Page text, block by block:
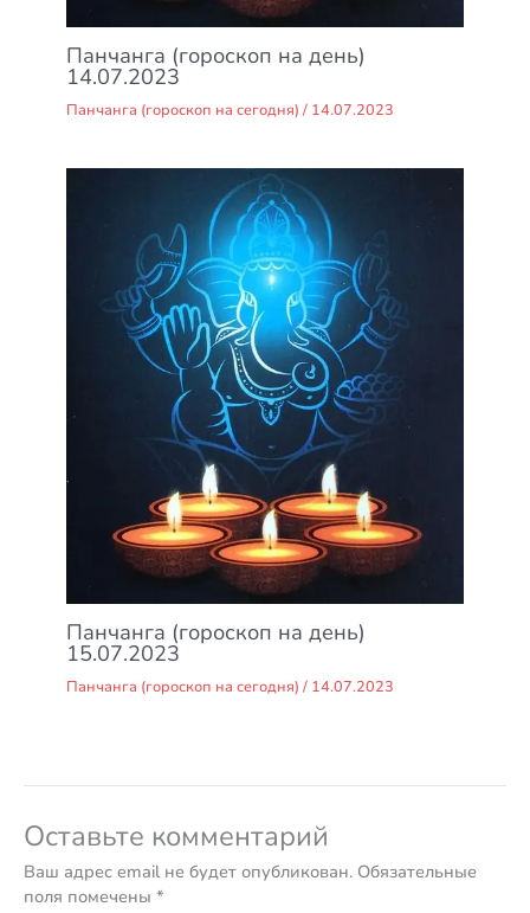
Панчанга (гороскоп на день)
14.07.2023
Панчанга (гороскоп на сегодня) / 14.07.2023
Панчанга (гороскоп на день)
15.07.2023
Панчанга (гороскоп на сегодня) / 14.07.2023
Оставьте комментарий
Ваш адрес email не будет опубликован. Обязательные
поля помечены *